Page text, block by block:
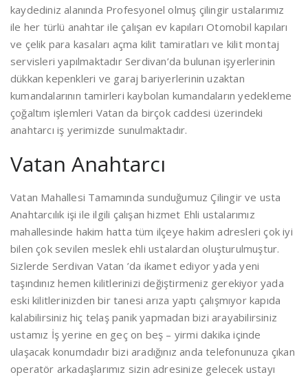
kaydediniz alanında Profesyonel olmuş çilingir ustalarımız
ile her türlü anahtar ile çalışan ev kapıları Otomobil kapıları
ve çelik para kasaları açma kilit tamiratları ve kilit montaj
servisleri yapılmaktadır Serdivan’da bulunan işyerlerinin
dükkan kepenkleri ve garaj bariyerlerinin uzaktan
kumandalarının tamirleri kaybolan kumandaların yedekleme
çoğaltım işlemleri Vatan da birçok caddesi üzerindeki
anahtarcı iş yerimizde sunulmaktadır.
Vatan Anahtarcı
Vatan Mahallesi Tamamında sunduğumuz Çilingir ve usta
Anahtarcılık işi ile ilgili çalışan hizmet Ehli ustalarımız
mahallesinde hakim hatta tüm ilçeye hakim adresleri çok iyi
bilen çok sevilen meslek ehli ustalardan oluşturulmuştur.
Sizlerde Serdivan Vatan ’da ikamet ediyor yada yeni
taşındınız hemen kilitlerinizi değiştirmeniz gerekiyor yada
eski kilitlerinizden bir tanesi arıza yaptı çalışmıyor kapıda
kalabilirsiniz hiç telaş panik yapmadan bizi arayabilirsiniz
ustamız İş yerine en geç on beş – yirmi dakika içinde
ulaşacak konumdadır bizi aradığınız anda telefonunuza çıkan
operatör arkadaşlarımız sizin adresinize gelecek ustayı